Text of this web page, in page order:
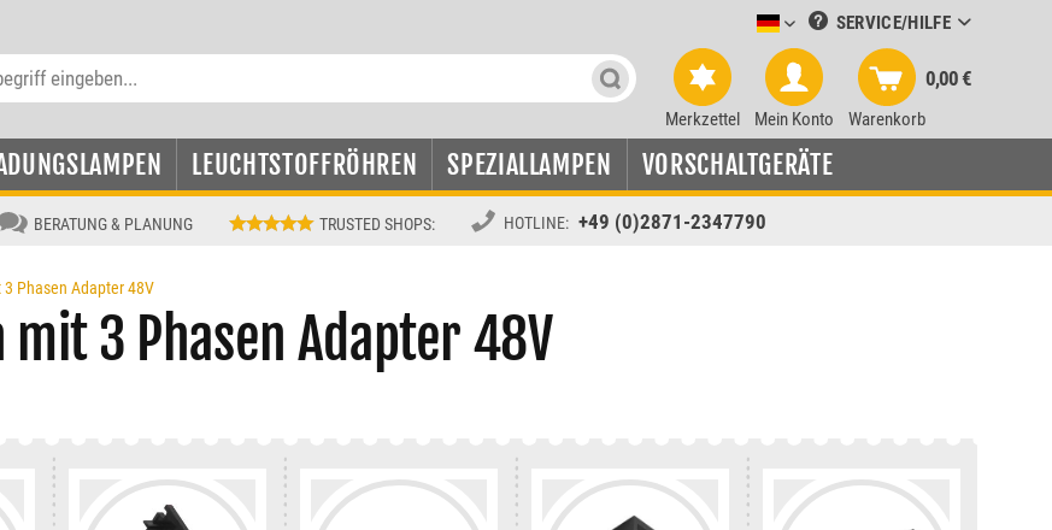
Leuchtmittel-Verkauf deutsch
SERVICE/HILFE
Merkzettel Mein Konto Warenkorb
0,00 €
LEUCHTSTOFFRÖHREN SPEZIALLAMPEN VORSCHALTGERÄTE
BERATUNG & PLANUNG TRUSTED SHOPS: HOTLINE: +49 (0)2871-2347790
Phasen Adapter 48V
mit 3 Phasen Adapter 48V